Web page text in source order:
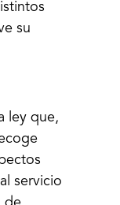
su
ley que,
servicio